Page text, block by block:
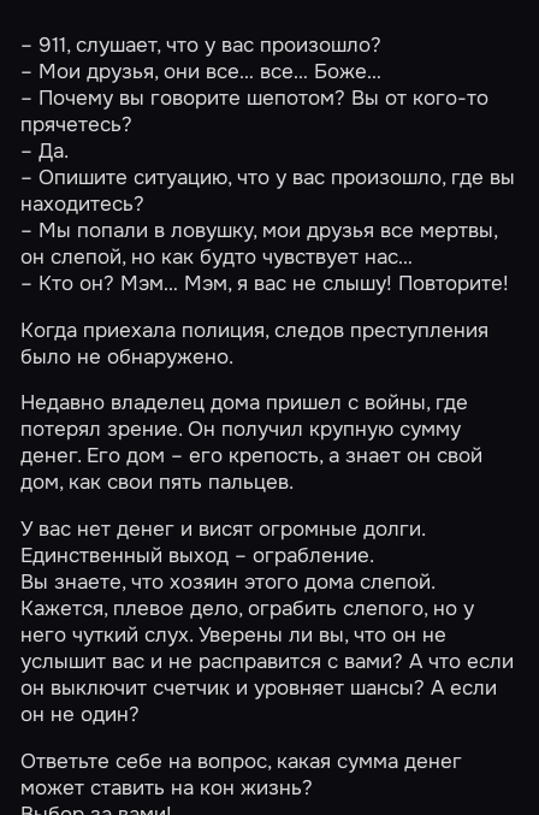
– 911, слушает, что у вас произошло?
– Мои друзья, они все… все… Боже…
– Почему вы говорите шепотом? Вы от кого-то
прячетесь?
– Да.
– Опишите ситуацию, что у вас произошло, где вы
находитесь?
– Мы попали в ловушку, мои друзья все мертвы,
он слепой, но как будто чувствует нас…
– Кто он? Мэм… Мэм, я вас не слышу! Повторите!
Когда приехала полиция, следов преступления
было не обнаружено.
Недавно владелец дома пришел с войны, где
потерял зрение. Он получил крупную сумму
денег. Его дом – его крепость, а знает он свой
дом, как свои пять пальцев.
У вас нет денег и висят огромные долги.
Единственный выход – ограбление.
Вы знаете, что хозяин этого дома слепой.
Кажется, плевое дело, ограбить слепого, но у
него чуткий слух. Уверены ли вы, что он не
услышит вас и не расправится с вами? А что если
он выключит счетчик и уровняет шансы? А если
он не один?
Ответьте себе на вопрос, какая сумма денег
может ставить на кон жизнь?